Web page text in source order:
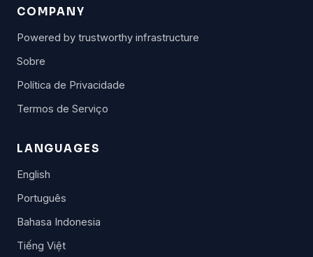
COMPANY
Powered by trustworthy infrastructure
Sobre
Política de Privacidade
Termos de Serviço
LANGUAGES
English
Português
Bahasa Indonesia
Tiếng Việt